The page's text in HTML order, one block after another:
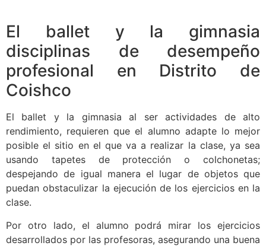
El ballet y la gimnasia
disciplinas de desempeño
profesional en Distrito de
Coishco
El ballet y la gimnasia al ser actividades de alto
rendimiento, requieren que el alumno adapte lo mejor
posible el sitio en el que va a realizar la clase, ya sea
usando tapetes de protección o colchonetas;
despejando de igual manera el lugar de objetos que
puedan obstaculizar la ejecución de los ejercicios en la
clase.
Por otro lado, el alumno podrá mirar los ejercicios
desarrollados por las profesoras, asegurando una buena